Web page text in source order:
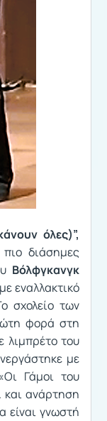
όλες)”,
διάσημες
Βόλφγκανγκ
εναλλακτικό
σχολείο των
φορά στη
λιμπρέτο του
με
Γάμοι του
και ανάρτηση
είναι γνωστή